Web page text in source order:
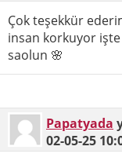
Çok teşekkür
insan korkuyor işte
saolun 🌸
Papatyada
02-05-25